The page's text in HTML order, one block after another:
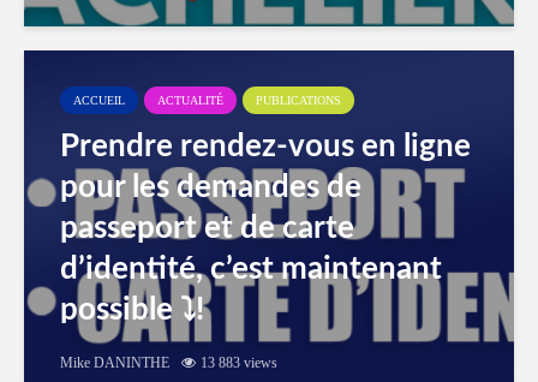
ACCUEIL ACTUALITÉ PUBLICATIONS
Prendre rendez-vous en ligne
pour les demandes de
passeport et de carte
d’identité, c’est maintenant
possible ⤵️!
Mike DANINTHE 13 883 views